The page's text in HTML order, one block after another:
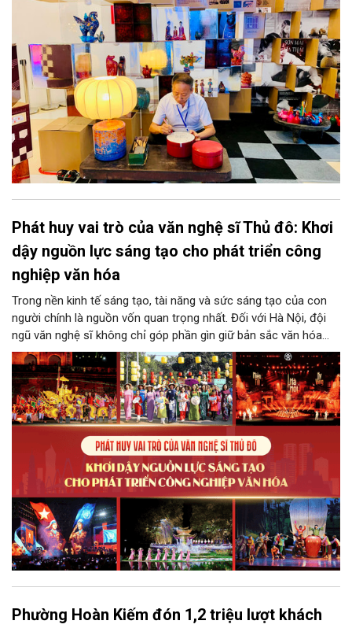
thành động lực bền vững cho tương lai.
Phát huy vai trò của văn nghệ sĩ Thủ đô: Khơi
dậy nguồn lực sáng tạo cho phát triển công
nghiệp văn hóa
Trong nền kinh tế sáng tạo, tài năng và sức sáng tạo của con
người chính là nguồn vốn quan trọng nhất. Đối với Hà Nội, đội
ngũ văn nghệ sĩ không chỉ góp phần gìn giữ bản sắc văn hóa
mà còn giữ vai trò trung tâm trong quá trình hình thành các sản
phẩm công nghiệp văn hóa có giá trị. Khơi dậy, phát huy và tạo
điều kiện để nguồn lực sáng tạo ấy phát triển sẽ là “chìa khóa”
để Hà Nội khai thác hiệu quả tiềm năng văn hóa, nâng cao năng
lực cạnh tranh và khẳng định vị thế của một trung tâm sáng tạo
trong kỷ nguyên mới.
Phường Hoàn Kiếm đón 1,2 triệu lượt khách